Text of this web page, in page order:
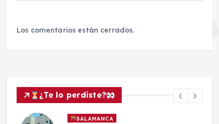
Los comentarios están cerrados.
¿Te lo perdiste?
SALAMANCA